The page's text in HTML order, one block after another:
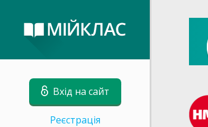
Вхід на сайт
Реєстрація